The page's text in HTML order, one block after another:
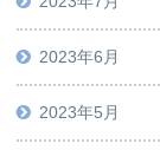
2023年6月
2023年5月